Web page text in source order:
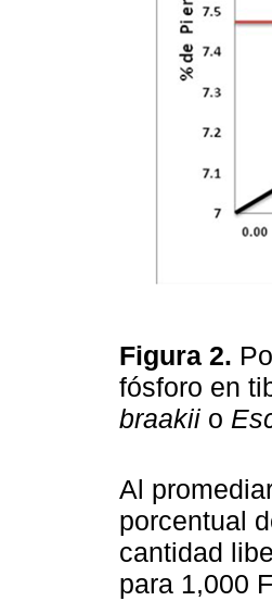
Figura 2.
fósforo en
braakii o
Al
porcentual
cantidad
para 1,000